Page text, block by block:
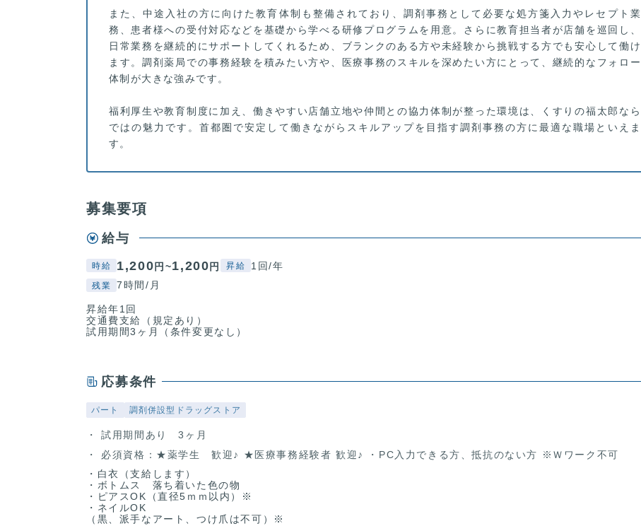
また、中途入社の方に向けた教育体制も整備されており、調剤事務として必要な処方箋入力やレセプト業
務、患者様への受付対応などを基礎から学べる研修プログラムを用意。さらに教育担当者が店舗を巡回し、
日常業務を継続的にサポートしてくれるため、ブランクのある方や未経験から挑戦する方でも安心して働け
ます。調剤薬局での事務経験を積みたい方や、医療事務のスキルを深めたい方にとって、継続的なフォロー
体制が大きな強みです。
福利厚生や教育制度に加え、働きやすい店舗立地や仲間との協力体制が整った環境は、くすりの福太郎なら
ではの魅力です。首都圏で安定して働きながらスキルアップを目指す調剤事務の方に最適な職場といえま
す。
募集要項
給与
時給 1,200 円~1,200 円 昇給 1回/年
残業 7時間/月
昇給年1回
交通費支給（規定あり）
試用期間3ヶ月（条件変更なし）
応募条件
パート 調剤併設型ドラッグストア
試用期間あり 3ヶ月
必須資格：★薬学生 歓迎♪ ★医療事務経験者 歓迎♪ ・PC入力できる方、抵抗のない方 ※Ｗワーク不可
・白衣（支給します）
・ボトムス 落ち着いた色の物
・ピアスOK（直径5ｍｍ以内）※
・ネイルOK
（黒、派手なアート、つけ爪は不可）※